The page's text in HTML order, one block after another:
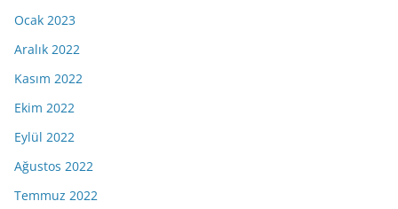
Ocak 2023
Aralık 2022
Kasım 2022
Ekim 2022
Eylül 2022
Ağustos 2022
Temmuz 2022